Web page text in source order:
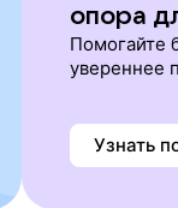
опора
Помогайте
увереннее
Узнать